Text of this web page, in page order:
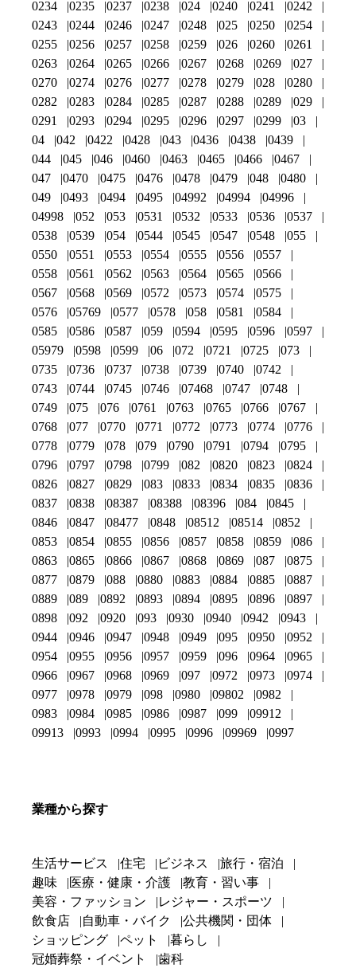
0234 0235 0237 0238 024 0240 0241
0242
0243
0244 0246 0247 0248 025 0250
0254
0255
0256 0257 0258 0259 026 0260
0261
0263
0264 0265 0266 0267 0268 0269
027
0270
0274 0276 0277 0278 0279 028
0280
0282
0283 0284 0285 0287 0288 0289
029
0291
0293 0294 0295 0296 0297 0299
03
04
042 0422 0428 043 0436 0438
0439
044
045 046 0460 0463 0465 0466
0467
047
0470 0475 0476 0478 0479 048
0480
049
0493 0494 0495 04992 04994
04996
04998
052 053 0531 0532 0533 0536
0537
0538
0539 054 0544 0545 0547 0548
055
0550
0551 0553 0554 0555 0556
0557
0558
0561 0562 0563 0564 0565
0566
0567
0568 0569 0572 0573 0574
0575
0576
05769 0577 0578 058 0581
0584
0585
0586 0587 059 0594 0595 0596
0597
05979
0598 0599 06 072 0721 0725
073
0735
0736 0737 0738 0739 0740
0742
0743
0744 0745 0746 07468 0747
0748
0749
075 076 0761 0763 0765 0766
0767
0768
077 0770 0771 0772 0773 0774
0776
0778
0779 078 079 0790 0791 0794
0795
0796
0797 0798 0799 082 0820 0823
0824
0826
0827 0829 083 0833 0834 0835
0836
0837
0838 08387 08388 08396 084
0845
0846
0847 08477 0848 08512 08514
0852
0853
0854 0855 0856 0857 0858 0859
086
0863
0865 0866 0867 0868 0869 087
0875
0877
0879 088 0880 0883 0884 0885
0887
0889
089 0892 0893 0894 0895 0896
0897
0898
092 0920 093 0930 0940 0942
0943
0944
0946 0947 0948 0949 095 0950
0952
0954
0955 0956 0957 0959 096 0964
0965
0966
0967 0968 0969 097 0972 0973
0974
0977
0978 0979 098 0980 09802
0982
0983
0984 0985 0986 0987 099
09912
09913
0993 0994 0995 0996 09969 0997
業種から探す
生活サービス 住宅 ビジネス
旅行・宿泊
趣味
医療・健康・介護
教育・習い事
美容・ファッション
レジャー・スポーツ
飲食店
自動車・バイク
公共機関・団体
ショッピング
ペット
暮らし
冠婚葬祭・イベント
歯科